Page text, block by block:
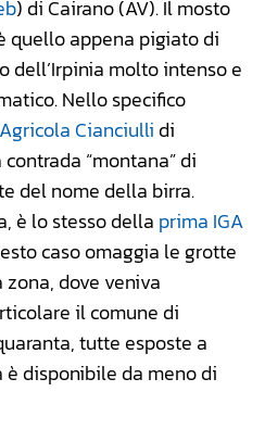
) di Cairano (AV). Il mosto
quello appena pigiato di
dell’Irpinia molto intenso e
Nello specifico
Cianciulli di
“montana” di
del nome della birra.
è lo stesso della prima IGA
caso omaggia le grotte
dove veniva
il comune di
tutte esposte a
è disponibile da meno di